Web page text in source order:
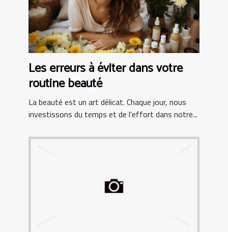
Les erreurs à éviter dans votre
routine beauté
La beauté est un art délicat. Chaque jour, nous
investissons du temps et de l'effort dans notre...